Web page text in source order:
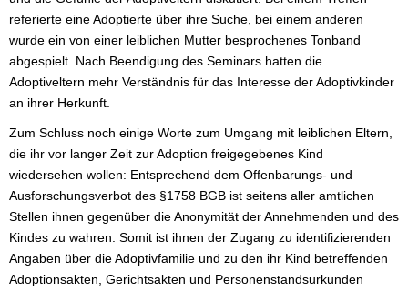
referierte eine Adoptierte über ihre Suche, bei einem anderen
wurde ein von einer leiblichen Mutter besprochenes Tonband
abgespielt. Nach Beendigung des Seminars hatten die
Adoptiveltern mehr Verständnis für das Interesse der Adoptivkinder
an ihrer Herkunft.
Zum Schluss noch einige Worte zum Umgang mit leiblichen Eltern,
die ihr vor langer Zeit zur Adoption freigegebenes Kind
wiedersehen wollen: Entsprechend dem Offenbarungs- und
Ausforschungsverbot des §1758 BGB ist seitens aller amtlichen
Stellen ihnen gegenüber die Anonymität der Annehmenden und des
Kindes zu wahren. Somit ist ihnen der Zugang zu identifizierenden
Angaben über die Adoptivfamilie und zu den ihr Kind betreffenden
Adoptionsakten, Gerichtsakten und Personenstandsurkunden